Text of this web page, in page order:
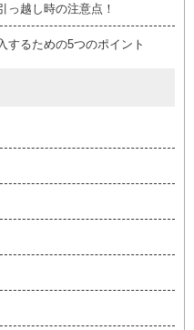
越し時の注意点！
するための5つのポイント